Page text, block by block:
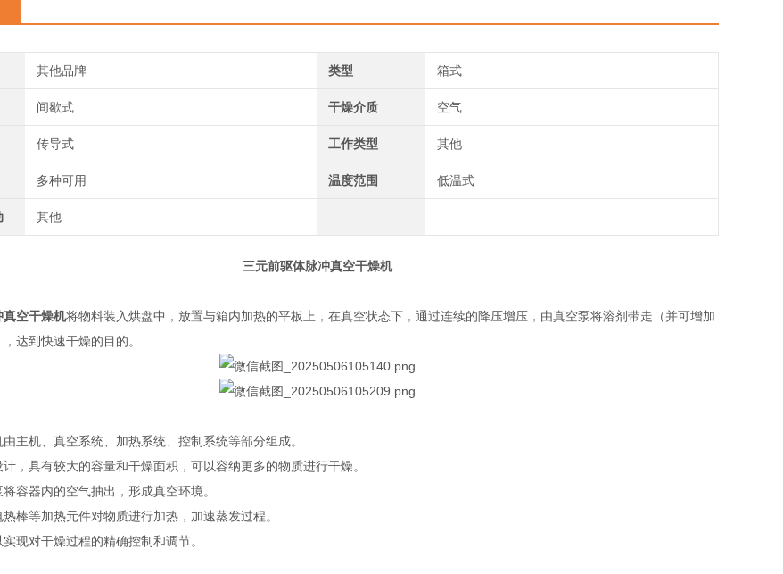
其他品牌 类型 箱式
间歇式 干燥介质 空气
传导式 工作类型 其他
多种可用 温度范围 低温式
其他
三元前驱体脉冲真空干燥机
真空干燥机将物料装入烘盘中，放置与箱内加热的平板上，在真空状态下，通过连续的降压增压，由真空泵将溶剂带走（并可增加
达到快速干燥的目的。
主机、真空系统、加热系统、控制系统等部分组成。
，具有较大的容量和干燥面积，可以容纳更多的物质进行干燥。
容器内的空气抽出，形成真空环境。
棒等加热元件对物质进行加热，加速蒸发过程。
现对干燥过程的精确控制和调节。